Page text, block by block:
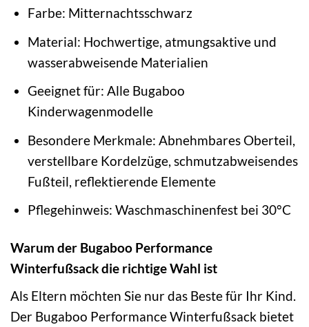
Farbe: Mitternachtsschwarz
Material: Hochwertige, atmungsaktive und
wasserabweisende Materialien
Geeignet für: Alle Bugaboo
Kinderwagenmodelle
Besondere Merkmale: Abnehmbares Oberteil,
verstellbare Kordelzüge, schmutzabweisendes
Fußteil, reflektierende Elemente
Pflegehinweis: Waschmaschinenfest bei 30°C
Warum der Bugaboo Performance
Winterfußsack die richtige Wahl ist
Als Eltern möchten Sie nur das Beste für Ihr Kind.
Der Bugaboo Performance Winterfußsack bietet